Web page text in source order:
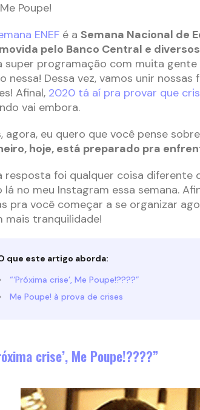
Poupe!
ENEFé a Semana Nacional de
pelo Banco Central e
super programação com muita
nessa! Dessa vez, vamos unir
Afinal, 2020 tá aí pra provar que
vai embora.
agora, eu quero que você pense
hoje, está preparado pra
resposta foi qualquer coisa diferente
lá no meu Instagram essa semana.
pra você começar a se organizar
mais tranquilidade!
que este artigo aborda:
“‘Próxima crise’, Me Poupe!????”
Me Poupe! à prova de crises
crise’, Me Poupe!????”